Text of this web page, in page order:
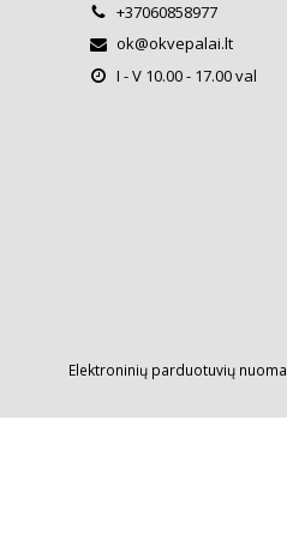
+37060858977
ok@okvepalai.lt
I - V 10.00 - 17.00 val
Elektroninių parduotuvių nuoma